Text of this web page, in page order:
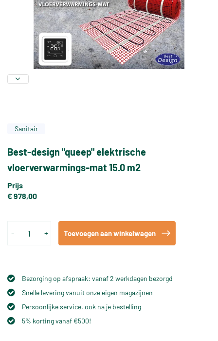
Sanitair
Best-design "queep" elektrische
vloerverwarmings-mat 15.0 m2
Prijs
€ 978,00
- + Toevoegen aan winkelwagen
Bezorging op afspraak: vanaf 2 werkdagen bezorgd
Snelle levering vanuit onze eigen magazijnen
Persoonlijke service, ook na je bestelling
5% korting vanaf €500!